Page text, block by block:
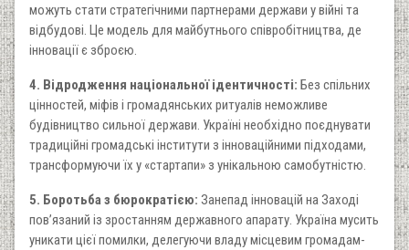
можуть стати стратегічними партнерами держави у війні та
відбудові. Це модель для майбутнього співробітництва, де
інновації є зброєю.
4. Відродження національної ідентичності: Без спільних
цінностей, міфів і громадянських ритуалів неможливе
будівництво сильної держави. Україні необхідно поєднувати
традиційні громадські інститути з інноваційними підходами,
трансформуючи їх у «стартапи» з унікальною самобутністю.
5. Боротьба з бюрократією: Занепад інновацій на Заході
пов’язаний із зростанням державного апарату. Україна мусить
уникати цієї помилки, делегуючи владу місцевим громадам-